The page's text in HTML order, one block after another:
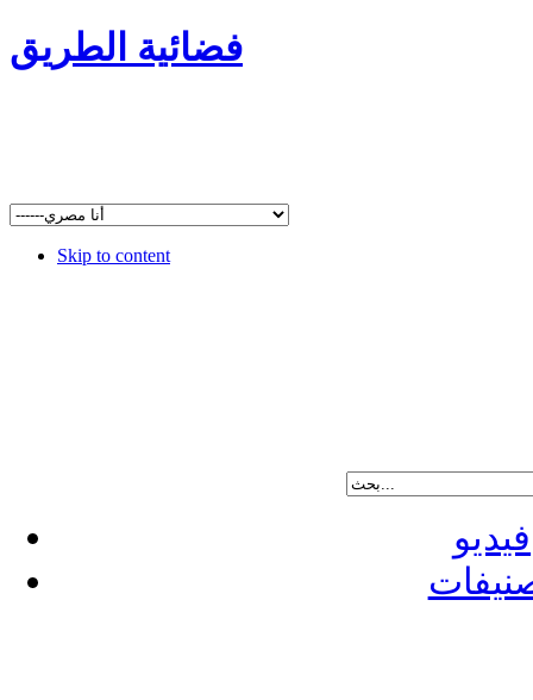
فضائية الطريق
Skip to content
فيديو